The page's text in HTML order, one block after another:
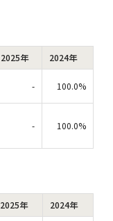
2025年
2024年
- 100.0%
- 100.0%
2025年
2024年